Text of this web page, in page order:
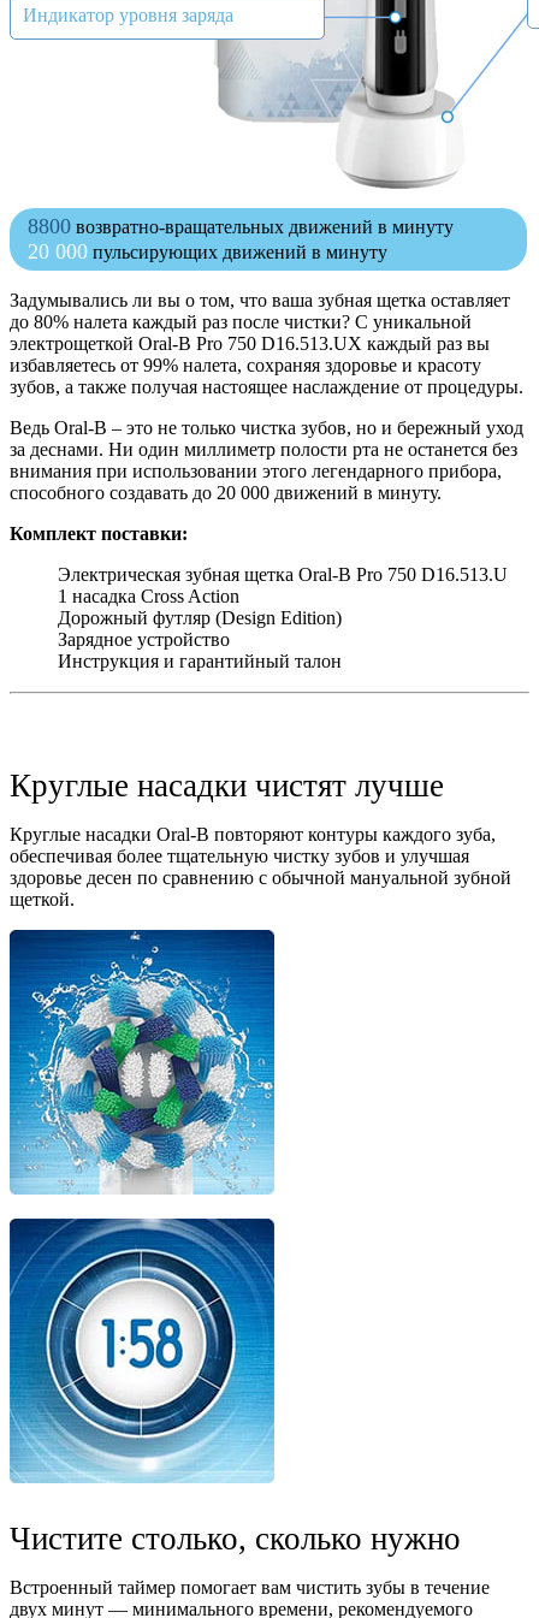
Индикатор уровня заряда
8800 возвратно-вращательных движений в минуту
20 000 пульсирующих движений в минуту
Задумывались ли вы о том, что ваша зубная щетка оставляет
до 80% налета каждый раз после чистки? С уникальной
электрощеткой Oral-B Pro 750 D16.513.UX каждый раз вы
избавляетесь от 99% налета, сохраняя здоровье и красоту
зубов, а также получая настоящее наслаждение от процедуры.
Ведь Oral-B – это не только чистка зубов, но и бережный уход
за деснами. Ни один миллиметр полости рта не останется без
внимания при использовании этого легендарного прибора,
способного создавать до 20 000 движений в минуту.
Комплект поставки:
Электрическая зубная щетка Oral-B Pro 750 D16.513.U
1 насадка Cross Action
Дорожный футляр (Design Edition)
Зарядное устройство
Инструкция и гарантийный талон
Круглые насадки чистят лучше
Круглые насадки Oral-B повторяют контуры каждого зуба,
обеспечивая более тщательную чистку зубов и улучшая
здоровье десен по сравнению с обычной мануальной зубной
щеткой.
Чистите столько, сколько нужно
Встроенный таймер помогает вам чистить зубы в течение
двух минут — минимального времени, рекомендуемого